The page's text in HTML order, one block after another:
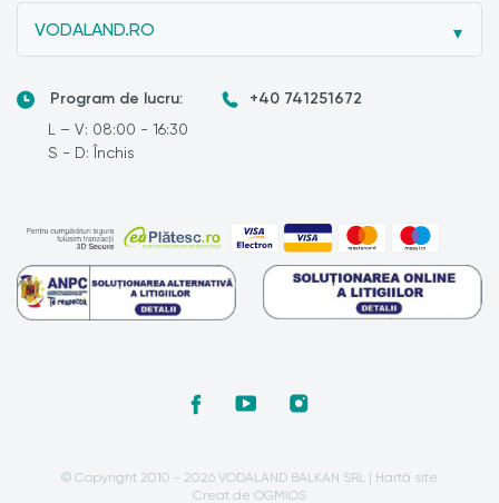
VODALAND.RO
Program de lucru:
L – V: 08:00 - 16:30
S - D: Închis
+40 741251672
© Copyright 2010 - 2026 VODALAND BALKAN SRL | Hartă site
Creat de OGMIOS